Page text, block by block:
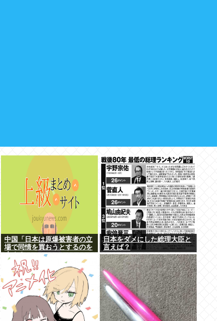
中国「日本は原爆被害者の立
場で同情を買おうとするのを
日本をダメにした総理大臣と
言えば？